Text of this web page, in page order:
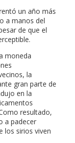
un año más
a manos del
de que el
moneda
la
gran parte de
en la
resultado,
a padecer
los sirios viven